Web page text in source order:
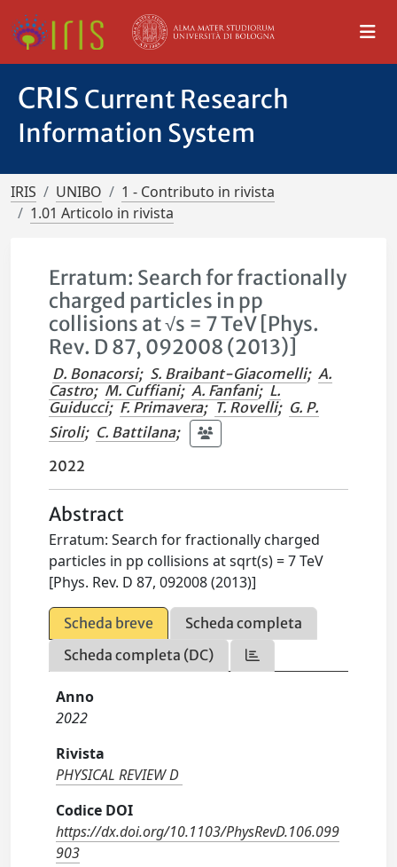
CRIS Current Research
Information System
IRIS UNIBO
1 - Contributo in rivista
1.01 Articolo in rivista
Erratum: Search for fractionally
charged particles in pp
collisions at √s = 7 TeV [Phys.
Rev. D 87, 092008 (2013)]
D. Bonacorsi; S. Braibant-Giacomelli; A.
Castro; M. Cuffiani; A. Fanfani; L.
Guiducci; F. Primavera; T. Rovelli; G. P.
Siroli; C. Battilana;
2022
Abstract
Erratum: Search for fractionally charged
particles in pp collisions at sqrt(s) = 7 TeV
[Phys. Rev. D 87, 092008 (2013)]
Scheda breve
Scheda completa
Scheda completa (DC)
Anno
2022
Rivista
PHYSICAL REVIEW D
Codice DOI
https://dx.doi.org/10.1103/PhysRevD.106.099
903